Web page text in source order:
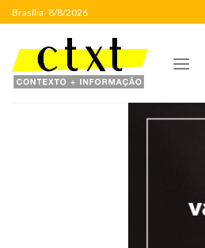
Skip
to
content
Brasília 8/8/2026